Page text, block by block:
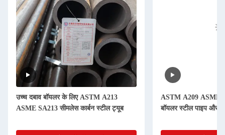
उच्च दबाव बॉयलर के लिए ASTM A213
ASME SA213 सीमलेस कार्बन स्टील ट्यूब
ASTM A209 ASME
बॉयलर स्टील पाइप और